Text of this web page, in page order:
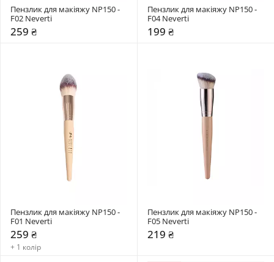
Пензлик для макіяжу NP150 -
F02 Neverti
259 ₴
Пензлик для макіяжу NP150 -
F04 Neverti
199 ₴
Пензлик для макіяжу NP150 -
F01 Neverti
259 ₴
+ 1 колір
Пензлик для макіяжу NP150 -
F05 Neverti
219 ₴